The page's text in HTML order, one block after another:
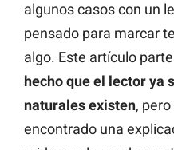
algunos casos con un
pensado para marcar
algo. Este artículo
hecho que el lector ya
naturales existen,
encontrado una